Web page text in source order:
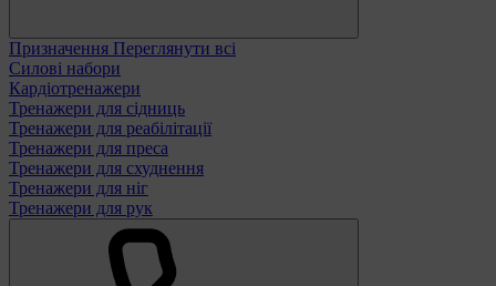
Призначення Переглянути всі
Силові набори
Кардіотренажери
Тренажери для сідниць
Тренажери для реабілітації
Тренажери для преса
Тренажери для схуднення
Тренажери для ніг
Тренажери для рук